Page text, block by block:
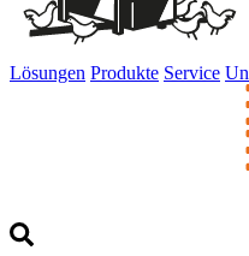
Lösungen Produkte Service